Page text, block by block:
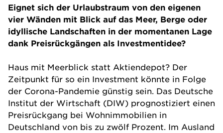
Eignet sich der Urlaubstraum von den eigenen
vier Wänden mit Blick auf das Meer, Berge oder
idyllische Landschaften in der momentanen Lage
dank Preisrückgängen als Investmentidee?
Haus mit Meerblick statt Aktiendepot? Der
Zeitpunkt für so ein Investment könnte in Folge
der Corona-Pandemie günstig sein. Das Deutsche
Institut der Wirtschaft (DIW) prognostiziert einen
Preisrückgang bei Wohnimmobilien in
Deutschland von bis zu zwölf Prozent. Im Ausland